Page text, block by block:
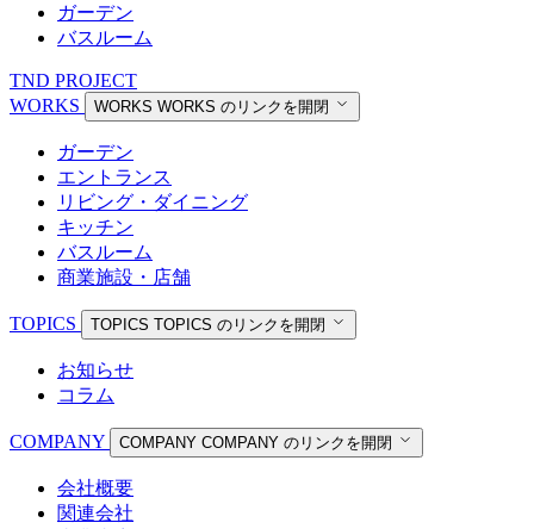
ガーデン
バスルーム
TND PROJECT
WORKS
WORKS WORKS のリンクを開閉
ガーデン
エントランス
リビング・ダイニング
キッチン
バスルーム
商業施設・店舗
TOPICS TOPICS TOPICS のリンクを開閉
お知らせ
コラム
COMPANY COMPANY COMPANY のリンクを開閉
会社概要
関連会社